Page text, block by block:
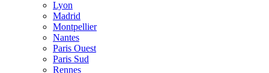
Lyon
Madrid
Montpellier
Nantes
Paris Ouest
Paris Sud
Rennes